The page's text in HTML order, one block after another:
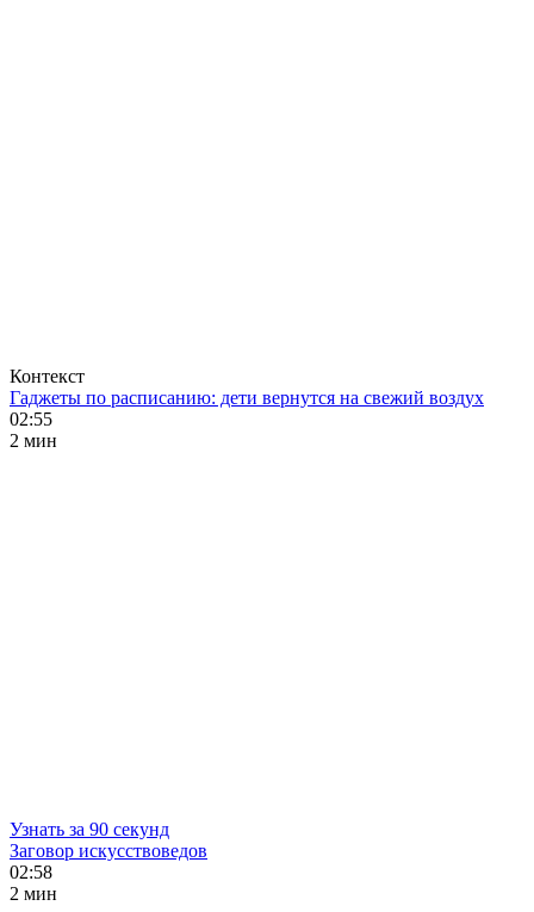
Контекст
Гаджеты по расписанию: дети вернутся на свежий воздух
02:55
2 мин
Узнать за 90 секунд
Заговор искусствоведов
02:58
2 мин